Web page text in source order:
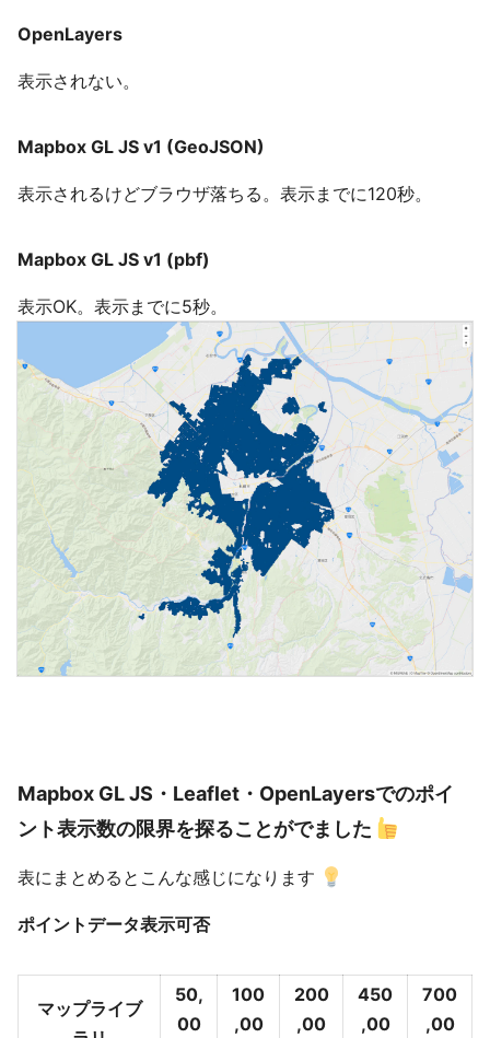
OpenLayers
表示されない。
Mapbox GL JS v1 (GeoJSON)
表示されるけどブラウザ落ちる。表示までに120秒。
Mapbox GL JS v1 (pbf)
表示OK。表示までに5秒。
Mapbox GL JS・Leaflet・OpenLayersでのポイ
ント表示数の限界を探ることがでました
表にまとめるとこんな感じになります
ポイントデータ表示可否
マップライブ
50,
00
100
,00
200
,00
450
,00
700
,00